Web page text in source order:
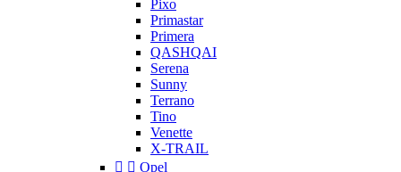
Pixo
Primastar
Primera
QASHQAI
Serena
Sunny
Terrano
Tino
Venette
X-TRAIL
  Opel